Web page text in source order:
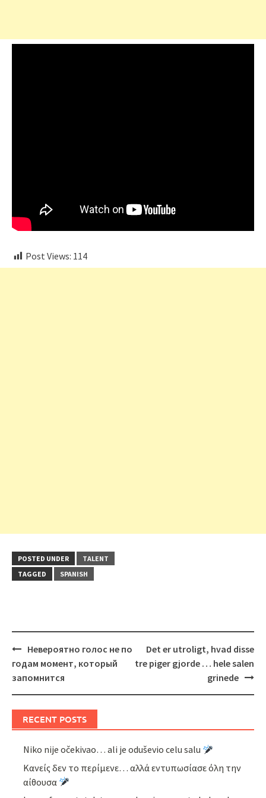
Post Views: 114
POSTED UNDER
TALENT
TAGGED
SPANISH
Post
navigation
Невероятно голос не по
годам момент, который
запомнится
Det er utroligt, hvad disse
tre piger gjorde … hele salen
grinede
RECENT POSTS
Niko nije očekivao… ali je oduševio celu salu
Κανείς δεν το περίμενε… αλλά εντυπωσίασε όλη την
αίθουσα